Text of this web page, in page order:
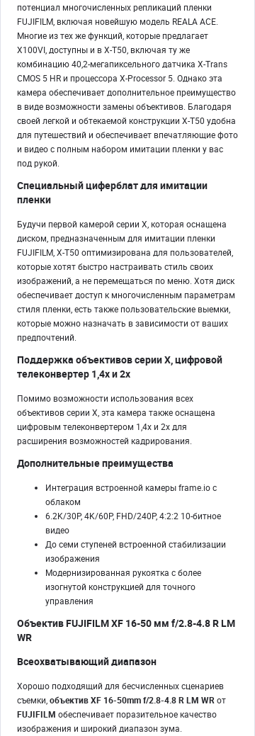
потенциал многочисленных репликаций пленки
FUJIFILM, включая новейшую модель REALA ACE.
Многие из тех же функций, которые предлагает
X100VI, доступны и в X-T50, включая ту же
комбинацию 40,2-мегапиксельного датчика X-Trans
CMOS 5 HR и процессора X-Processor 5. Однако эта
камера обеспечивает дополнительное преимущество
в виде возможности замены объективов. Благодаря
своей легкой и обтекаемой конструкции X-T50 удобна
для путешествий и обеспечивает впечатляющие фото
и видео с полным набором имитации пленки у вас
под рукой.
Специальный циферблат для имитации
пленки
Будучи первой камерой серии X, которая оснащена
диском, предназначенным для имитации пленки
FUJIFILM, X-T50 оптимизирована для пользователей,
которые хотят быстро настраивать стиль своих
изображений, а не перемещаться по меню. Хотя диск
обеспечивает доступ к многочисленным параметрам
стиля пленки, есть также пользовательские выемки,
которые можно назначать в зависимости от ваших
предпочтений.
Поддержка объективов серии X, цифровой
телеконвертер 1,4x и 2x
Помимо возможности использования всех
объективов серии X, эта камера также оснащена
цифровым телеконвертером 1,4x и 2x для
расширения возможностей кадрирования.
Дополнительные преимущества
Интеграция встроенной камеры frame.io с
облаком
6.2K/30P, 4K/60P, FHD/240P, 4:2:2 10-битное
видео
До семи ступеней встроенной стабилизации
изображения
Модернизированная рукоятка с более
изогнутой конструкцией для точного
управления
Объектив FUJIFILM XF 16-50 мм f/2.8-4.8 R LM
WR
Всеохватывающий диапазон
Хорошо подходящий для бесчисленных сценариев
съемки, объектив XF 16-50mm f/2.8-4.8 R LM WR от
FUJIFILM обеспечивает поразительное качество
изображения и широкий диапазон зума.